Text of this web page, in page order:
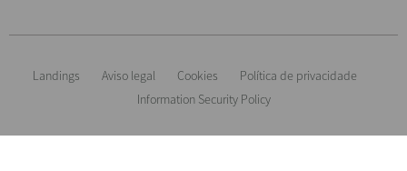
Landings Aviso legal Cookies
Política de privacidade
Information Security Policy
Informação orientadora. Reservamos o direito de modificar qualquer